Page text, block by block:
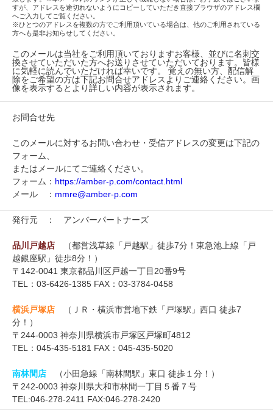
すが、アドレスを途切れないようにコピーしていただき直接ブラウザのアドレス欄
へご入力してご覧ください。
※ひとつのアドレスを複数の方でご利用頂いている場合は、他のご利用されている
方へも是非お知らせしてください。
このメールは当社をご利用頂いておりますお客様、並びに名刺交
換させていただいた方へお送りさせていただいております。皆様
に気軽に読んでいただければ幸いです。 覚えの無い方、配信解
除をご希望の方は下記お問合せアドレスよりご連絡ください。画
像を表示するとより詳しい内容が表示されます。
お問合せ先
このメールに対するお問い合わせ・受信アドレスの変更は下記の
フォーム、
またはメールにてご連絡ください。
フォーム： https://amber-p.com/contact.html
メール ： mmre@amber-p.com
発行元 ： アンバーパートナーズ
品川戸越店
（都営浅草線「戸越駅」徒歩7分！東急池上線「戸
越銀座駅」徒歩8分！）
〒142-0041 東京都品川区戸越一丁目20番9号
TEL：03-6426-1385 FAX：03-3784-0458
横浜戸塚店
（ＪＲ・横浜市営地下鉄「戸塚駅」西口 徒歩7
分！）
〒244-0003 神奈川県横浜市戸塚区戸塚町4812
TEL：045-435-5181 FAX：045-435-5020
南林間店 （小田急線「南林間駅」東口 徒歩１分！）
〒242-0003 神奈川県大和市林間一丁目５番７号
TEL:046-278-2411 FAX:046-278-2420